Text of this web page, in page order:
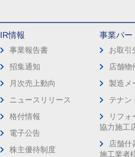
IR情報
事業報告書
招集通知
月次売上動向
ニュースリリース
格付情報
電子公告
株主優待制度
事業パー
お取引
店舗物
製造メ
テナン
リフォ
協力施工
店舗什
施工業者